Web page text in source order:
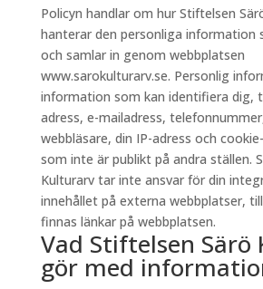
Policyn handlar om hur Stiftelsen
hanterar den personliga information
och samlar in genom webbplatsen
www.sarokulturarv.se. Personlig
information som kan identifiera dig,
adress, e-mailadress,
webbläsare, din IP-adress och
som inte är publikt på andra ställen.
Kulturarv tar inte ansvar för din
innehållet på externa webbplatser,
finnas länkar på webbplatsen.
Vad Stiftelsen
gör med